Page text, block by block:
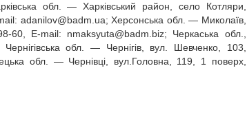
обл. — Харківський район, село Котляри,
adanilov@badm.ua; Херсонська обл. — Миколаїв,
E‑mail: nmaksyuta@badm.biz; Черкаська обл.,
Чернігівська обл. — Чернігів, вул. Шевченко, 103,
обл. — Чернівці, вул.Головна, 119, 1 поверх,